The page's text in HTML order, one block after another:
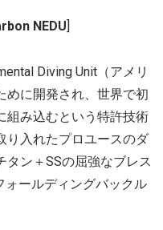
NEDU]
Diving Unit（アメリ
めに開発され、世界で初
組み込むという特許技術
り入れたプロユースのダ
タン＋SSの屈強なブレス
ォールディングバックル